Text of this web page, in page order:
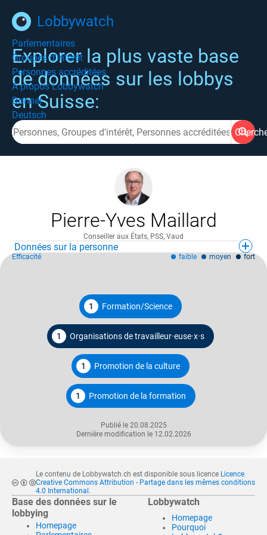
Lobbywatch
Parlementaires
Groupes d'intérêt
Personnes accréditées
À propos Lobbywatch
Donner
Deutsch
Explorer la plus vaste base
de données sur les lobbys
en Suisse:
Pierre-Yves Maillard
Conseiller aux États, PSS, Vaud
Données sur la personne
1 Formation/Science
1 Organisations de travailleur·euse·x·s
1 Promotion de la culture
1 Promotion de la formation
Publié le 20.08.2025
Dernière modification le 12.02.2026
Efficacité faible moyen fort
Le contenu de Lobbywatch.ch est disponible sous licence Licence
Creative Commons Attribution - Partage dans les mêmes conditions
4.0 International .
Base des données sur le
lobbying
Homepage
Lobbywatch
Homepage
Pourquoi